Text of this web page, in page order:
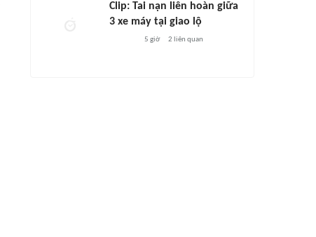
Clip: Tai nạn liên hoàn giữa
3 xe máy tại giao lộ
5 giờ 2 liên quan